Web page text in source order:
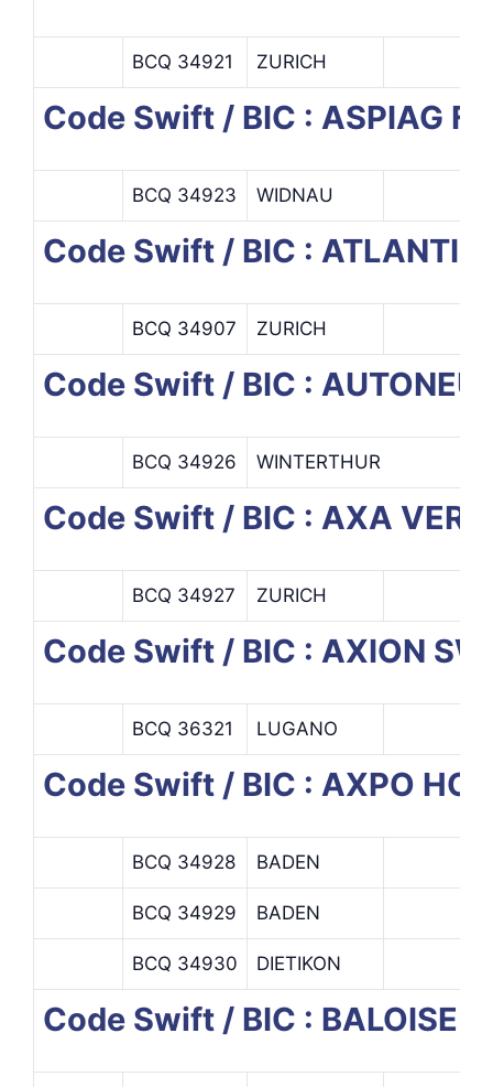
BCQ 34921 ZURICH
Code Swift / BIC : ASPIAG
BCQ 34923 WIDNAU
Code Swift / BIC : ATLANTIC
BCQ 34907 ZURICH
Code Swift / BIC :
BCQ 34926 WINTERTHUR
Code Swift / BIC : AXA
BCQ 34927 ZURICH
Code Swift / BIC : AXION
BCQ 36321 LUGANO
Code Swift / BIC : AXPO
BCQ 34928 BADEN
BCQ 34929 BADEN
BCQ 34930 DIETIKON
Code Swift / BIC : BALOISE